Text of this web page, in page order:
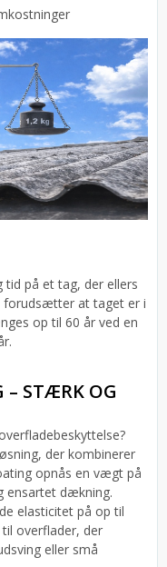
tid på et tag, der ellers
forudsætter at taget er i
op til 60 år ved en
– STÆRK OG
der kombinerer
opnås en vægt på
ensartet dækning.
elasticitet på op til
overflader, der
eller små